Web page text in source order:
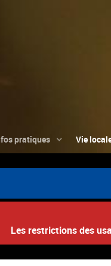
pratiques Vie
Les restrictions des